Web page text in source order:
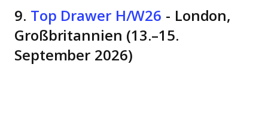
9. Top Drawer H/W26 - London,
Großbritannien (13.–15.
September 2026)